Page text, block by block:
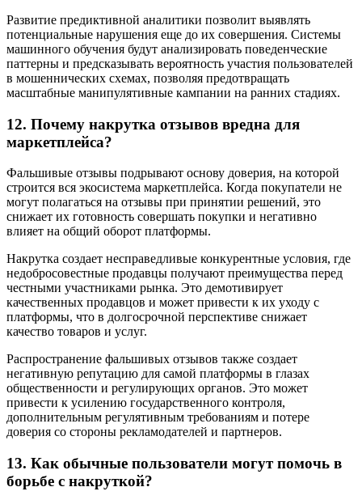
Развитие предиктивной аналитики позволит выявлять
потенциальные нарушения еще до их совершения. Системы
машинного обучения будут анализировать поведенческие
паттерны и предсказывать вероятность участия пользователей
в мошеннических схемах, позволяя предотвращать
масштабные манипулятивные кампании на ранних стадиях.
12. Почему накрутка отзывов вредна для
маркетплейса?
Фальшивые отзывы подрывают основу доверия, на которой
строится вся экосистема маркетплейса. Когда покупатели не
могут полагаться на отзывы при принятии решений, это
снижает их готовность совершать покупки и негативно
влияет на общий оборот платформы.
Накрутка создает несправедливые конкурентные условия, где
недобросовестные продавцы получают преимущества перед
честными участниками рынка. Это демотивирует
качественных продавцов и может привести к их уходу с
платформы, что в долгосрочной перспективе снижает
качество товаров и услуг.
Распространение фальшивых отзывов также создает
негативную репутацию для самой платформы в глазах
общественности и регулирующих органов. Это может
привести к усилению государственного контроля,
дополнительным регулятивным требованиям и потере
доверия со стороны рекламодателей и партнеров.
13. Как обычные пользователи могут помочь в
борьбе с накруткой?